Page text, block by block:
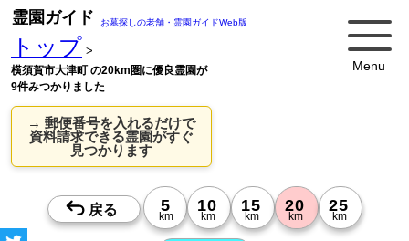
Menu
霊園ガイド お墓探しの老舗・霊園ガイドWeb版
トップ >
横須賀市大津町 の20km圏に優良霊園が
9件みつかりました
→ 郵便番号を入れるだけで
資料請求できる霊園がすぐ
見つかります